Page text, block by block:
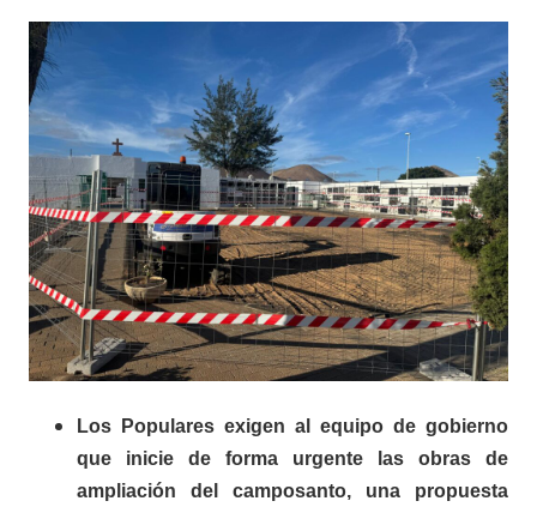
Los Populares exigen al equipo de gobierno
que inicie de forma urgente las obras de
ampliación del camposanto, una propuesta